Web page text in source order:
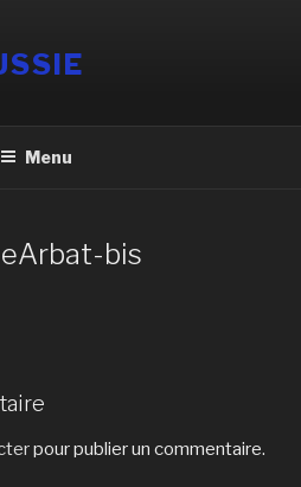
Menu
bis
pour publier un commentaire.